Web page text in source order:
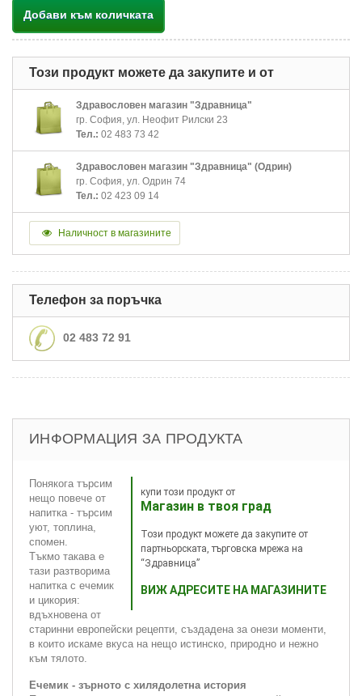
Добави към количката
Този продукт можете да закупите и от
Здравословен магазин "Здравница"
гр. София, ул. Неофит Рилски 23
Тел.: 02 483 73 42
Здравословен магазин "Здравница" (Одрин)
гр. София, ул. Одрин 74
Тел.: 02 423 09 14
Наличност в магазините
Телефон за поръчка
02 483 72 91
ИНФОРМАЦИЯ ЗА ПРОДУКТА
купи този продукт от
Магазин в твоя град
Този продукт можете да закупите от
партньорската, търговска мрежа на
“Здравница”
ВИЖ АДРЕСИТЕ НА МАГАЗИНИТЕ
Понякога търсим
нещо повече от
напитка - търсим
уют, топлина,
спомен.
Тъкмо такава е
тази разтворима
напитка с ечемик
и цикория:
вдъхновена от
старинни европейски рецепти, създадена за онези моменти,
в които искаме вкуса на нещо истинско, природно и нежно
към тялото.
Ечемик - зърното с хилядолетна история